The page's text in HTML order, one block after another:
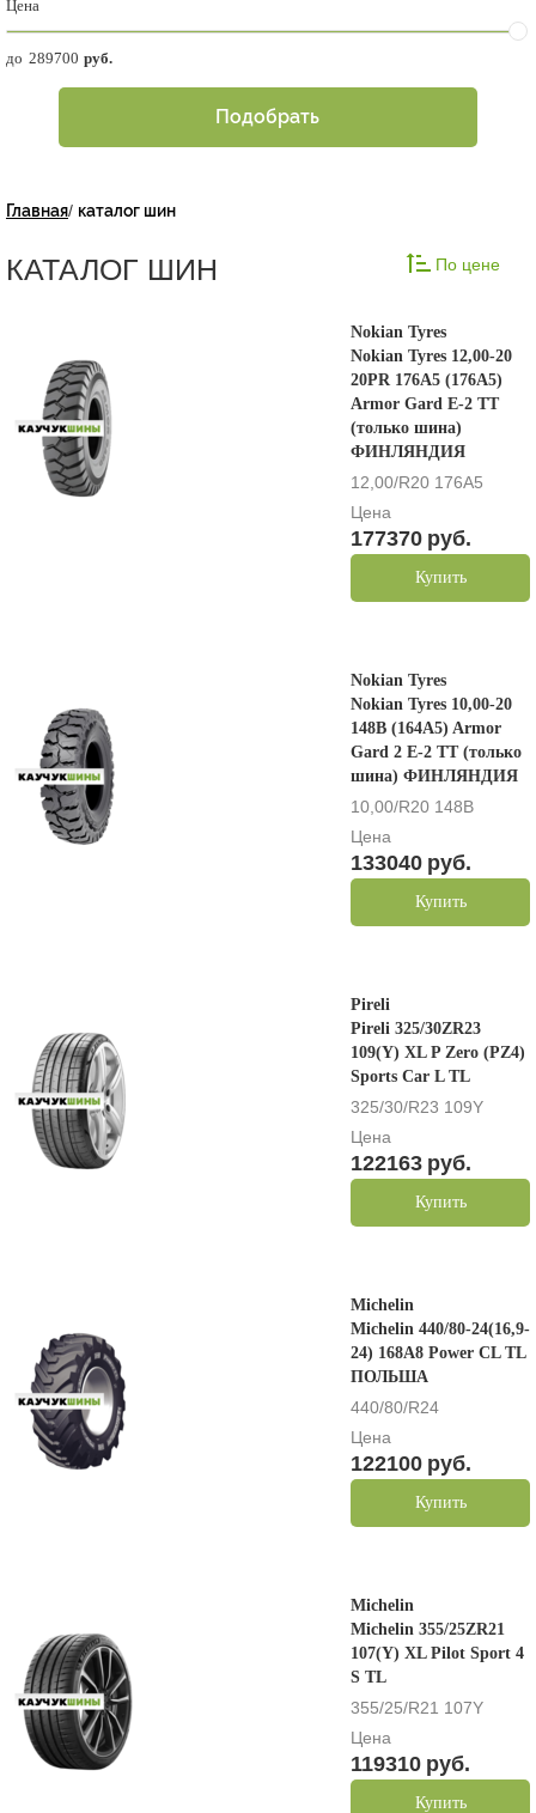
Цена
до руб.
Подобрать
Главная/ каталог шин
КАТАЛОГ ШИН По цене
Nokian Tyres
Nokian Tyres 12,00-20
20PR 176A5 (176A5)
Armor Gard E-2 TT
(только шина)
ФИНЛЯНДИЯ
12,00/R20 176A5
Цена
177370 руб.
Купить
Nokian Tyres
Nokian Tyres 10,00-20
148B (164A5) Armor
Gard 2 E-2 TT (только
шина) ФИНЛЯНДИЯ
10,00/R20 148B
Цена
133040 руб.
Купить
Pireli
Pireli 325/30ZR23
109(Y) XL P Zero (PZ4)
Sports Car L TL
325/30/R23 109Y
Цена
122163 руб.
Купить
Michelin
Michelin 440/80-24(16,9-
24) 168A8 Power CL TL
ПОЛЬША
440/80/R24
Цена
122100 руб.
Купить
Michelin
Michelin 355/25ZR21
107(Y) XL Pilot Sport 4
S TL
355/25/R21 107Y
Цена
119310 руб.
Купить